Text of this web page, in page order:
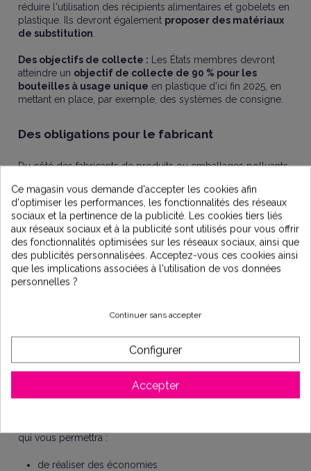
réduire l'utilisation des récipients alimentaires et gobelets en
plastique. Ils devront également proposer des matériaux
de substitution
Des objectifs de collecte : Les États membres devront
atteindre un objectif de collecte de 90 % pour les
bouteilles à usage unique en plastique d’ici fin 2025, en
mettant en place, par exemple, des systèmes de consigne.
Des obligations pour le fabricant
Du côté des fabricants de produits ou emballages polluants,
nettoyage des déchets . Ils devront égalementparticiper
aux coûts liés aux mesures de sensibilisation.Il peut
s'agir de fabricants de chips, cigarettes ou de lingettes
nettoyantes. Des mesures accompagneront ces industriels à
trouver des solutions de remplacement moins polluantes.
Concernant l'étiquetage:Celui-ci devra être plus clair et
normalisé. Il devra notamment indiquer son
l’environnement et s'il est composé dematières
hygiéniques, aux lingettes humides et aux ballons.
Néanmoins, nous, consommateurs, sommes les premiers
Dans le domaine de l'eau, nous ne pouvons que vous
qui vous permettra :
de réaliser des économies
Ce magasin vous demande d'accepter les cookies afin
d'optimiser les performances, les fonctionnalités des réseaux
sociaux et la pertinence de la publicité. Les cookies tiers liés
aux réseaux sociaux et à la publicité sont utilisés pour vous offrir
des fonctionnalités optimisées sur les réseaux sociaux, ainsi que
des publicités personnalisées. Acceptez-vous ces cookies ainsi
que les implications associées à l'utilisation de vos données
personnelles ?
Continuer sans accepter
Configurer
Accepter